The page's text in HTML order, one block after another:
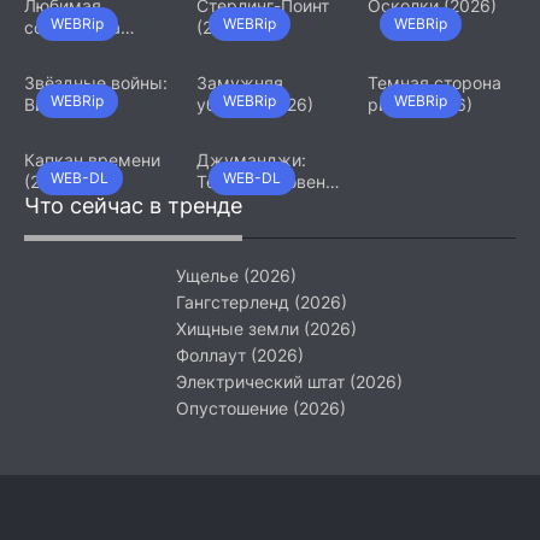
WEBRip
Любимая
сотрудница
WEBRip
Стерлинг-Поинт
(2026)
WEBRip
Осколки (2026)
WEBRip
Звёздные войны:
Видения.
WEBRip
Замужняя
убийца (2026)
WEBRip
Темная сторона
ринга (2026)
WEB-DL
Капкан времени
(2026)
WEB-DL
Джуманджи:
Тёмный уровень
(2026)
Что сейчас в тренде
Ущелье (2026)
Гангстерленд (2026)
Хищные земли (2026)
Фоллаут (2026)
Электрический штат (2026)
Опустошение (2026)